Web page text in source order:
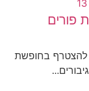
פורים
להצטרף בחופשת